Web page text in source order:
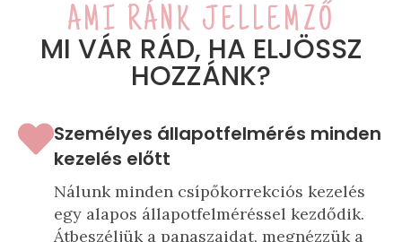
AMI RÁNK JELLEMZŐ
MI VÁR RÁD, HA ELJÖSSZ
HOZZÁNK?
Személyes állapotfelmérés minden
kezelés előtt
Nálunk minden csípőkorrekciós kezelés
egy alapos állapotfelméréssel kezdődik.
Átbeszéljük a panaszaidat, megnézzük a